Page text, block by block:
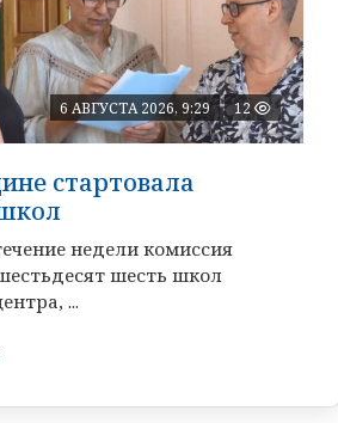
6 АВГУСТА 2026, 9:29 12
стартовала
недели комиссия
шесть школ
...